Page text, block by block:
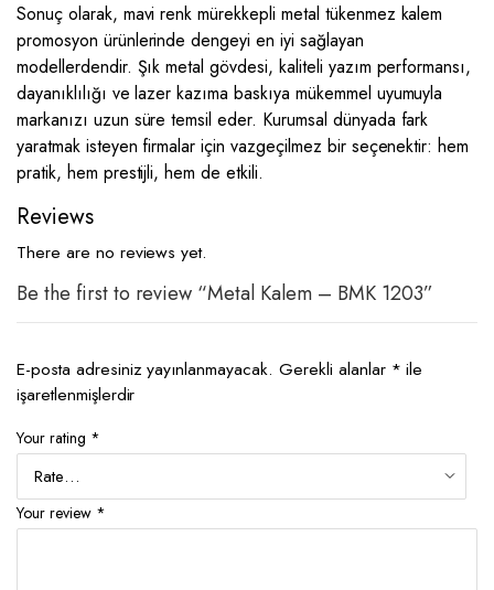
Sonuç olarak, mavi renk mürekkepli metal tükenmez kalem
promosyon ürünlerinde dengeyi en iyi sağlayan
modellerdendir. Şık metal gövdesi, kaliteli yazım performansı,
dayanıklılığı ve lazer kazıma baskıya mükemmel uyumuyla
markanızı uzun süre temsil eder. Kurumsal dünyada fark
yaratmak isteyen firmalar için vazgeçilmez bir seçenektir: hem
pratik, hem prestijli, hem de etkili.
Reviews
There are no reviews yet.
Be the first to review “Metal Kalem – BMK 1203”
E-posta adresiniz yayınlanmayacak. Gerekli alanlar * ile
işaretlenmişlerdir
Your rating *
Your review *